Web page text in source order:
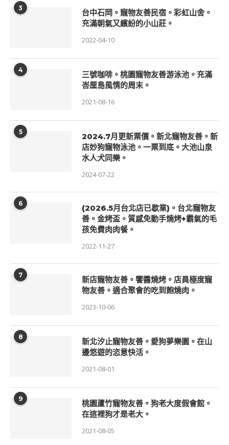
3
台中石岡。寵物友善民宿。彩虹山舍。
充滿朝氣又繽紛的小山莊。
2022-04-10
4
三號咖啡。桃園寵物友善游泳池。充滿
峇厘島風情的周末。
2021-08-16
5
2024.7月更新票價。新北寵物友善。新
店妙狗寵物泳池。一票到底。大池山泉
水人犬同樂。
2024-07-22
6
(2026.5月台北店已歇業)。台北寵物友
善。金烤盃。質感免動手燒烤+霸氣的毛
孩免費肉肉餐。
2022-11-27
7
新店寵物友善。饗醬燒烤。店員極度寵
物友善。適合聚會的吃到飽燒肉。
2023-10-06
8
新北汐止寵物友善。愛狗夢樂園。在山
邊悠遊的恣意快活。
2021-08-01
9
桃園蘆竹寵物友善。狗老大度假會館。
在這裡狗才是老大。
2021-08-05